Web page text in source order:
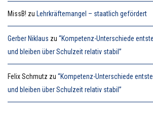
MissB! zu Lehrkräftemangel – staatlich gefördert
Gerber Niklaus zu “Kompetenz-Unterschiede
und bleiben über Schulzeit relativ stabil”
Felix Schmutz zu “Kompetenz-Unterschiede
und bleiben über Schulzeit relativ stabil”